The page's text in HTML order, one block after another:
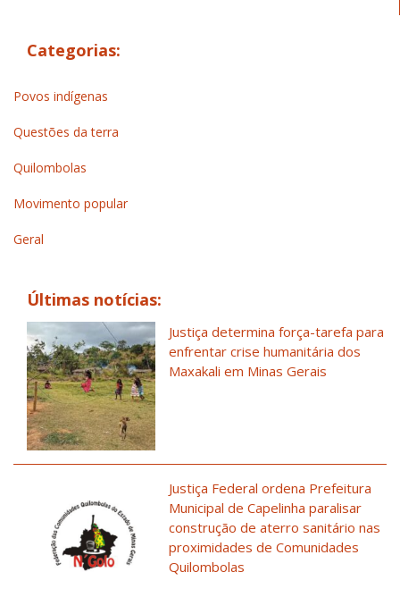
Categorias:
Povos indígenas
Questões da terra
Quilombolas
Movimento popular
Geral
Últimas notícias:
Justiça determina força-tarefa para
enfrentar crise humanitária dos
Maxakali em Minas Gerais
Justiça Federal ordena Prefeitura
Municipal de Capelinha paralisar
construção de aterro sanitário nas
proximidades de Comunidades
Quilombolas